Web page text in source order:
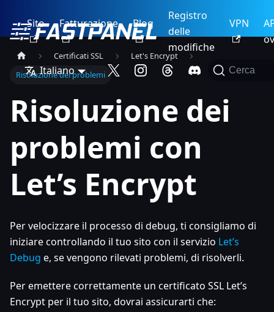
Sito Fatturazione Blog
Registro
delle
modifiche
VPN
Italiano Cerca
Certificati SSL
Let's Encrypt
Risoluzione dei problemi
Risoluzione dei
problemi con
Let’s Encrypt
Per velocizzare il processo di debug, ti consigliamo di
iniziare controllando il tuo sito con il servizio Let’s
Debug e, se vengono rilevati problemi, di risolverli.
Per emettere correttamente un certificato SSL Let’s
Encrypt per il tuo sito, dovrai assicurarti che: